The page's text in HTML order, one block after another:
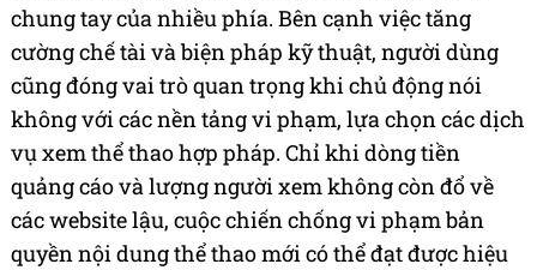
chung tay của nhiều phía. Bên cạnh việc tăng
cường chế tài và biện pháp kỹ thuật, người dùng
cũng đóng vai trò quan trọng khi chủ động nói
không với các nền tảng vi phạm, lựa chọn các dịch
vụ xem thể thao hợp pháp. Chỉ khi dòng tiền
quảng cáo và lượng người xem không còn đổ về
các website lậu, cuộc chiến chống vi phạm bản
quyền nội dung thể thao mới có thể đạt được hiệu